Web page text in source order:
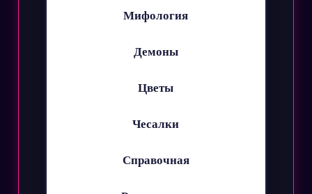
Мифология
Демоны
Цветы
Чесалки
Справочная